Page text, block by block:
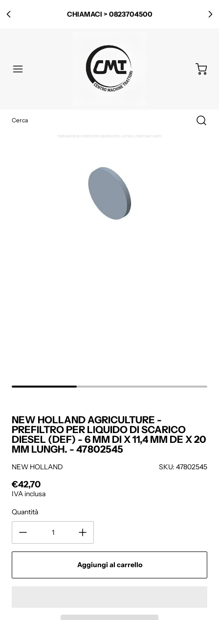
CHIAMACI > 0823704500
NEW HOLLAND AGRICULTURE -
PREFILTRO PER LIQUIDO DI SCARICO
DIESEL (DEF) - 6 MM DI X 11,4 MM DE X 20
MM LUNGH. - 47802545
NEW HOLLAND
SKU: 47802545
Prezzo regolare
€42,70
IVA inclusa
Quantità
Aggiungi al carrello